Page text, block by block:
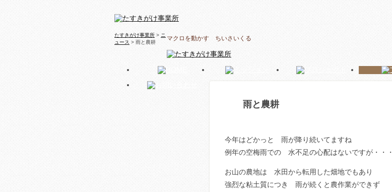
マクロを動かす ちいさいくる
たすきがけ事業所 > ニ
ュース > 雨と農耕
雨と農耕
今年はどかっと 雨が降り続いてますね
例年の空梅雨での 水不足の心配はないですが・・・
お山の農地は 水田から転用した畑地でもあり
強烈な粘土質につき 雨が続くと農作業ができず